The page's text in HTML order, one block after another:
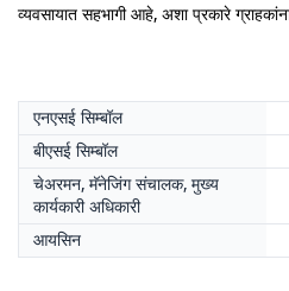
व्यवसायात सहभागी आहे, अशा प्रकारे
एनएसई सिम्बॉल
बीएसई सिम्बॉल
चेअरमन, मॅनेजिंग संचालक, मुख्य
कार्यकारी अधिकारी
आयसिन